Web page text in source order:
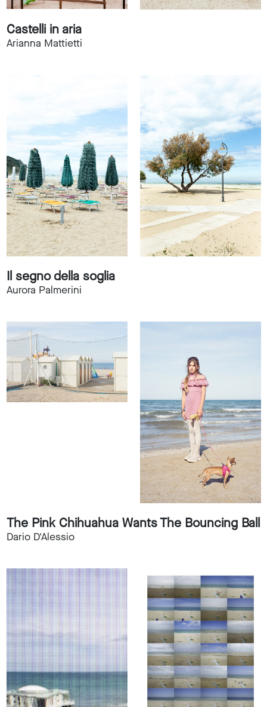
Castelli in aria
Arianna Mattietti
Il segno della soglia
Aurora Palmerini
The Pink Chihuahua Wants The Bouncing Ball
Dario D'Alessio